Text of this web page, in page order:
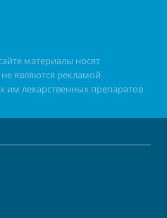
материалы носят
являются рекламой
им лекарственных препаратов